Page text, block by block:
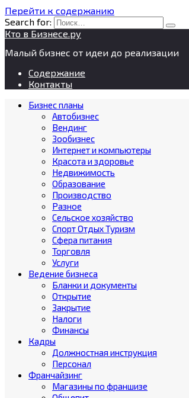
Перейти к содержанию
Search for:
Кто в Бизнесе.ру
Малый бизнес от идеи до реализации
Содержание
Контакты
Бизнес планы
Автобизнес
Вендинг
Зообизнес
Интернет и компьютеры
Красота и здоровье
Недвижимость
Образование
Производство
Разное
Сельское хозяйство
Спорт Отдых Туризм
Сфера питания
Торговля
Услуги
Ведение бизнеса
Бланки и документы
Открытие
Закрытие
Налоги
Финансы
Кадры
Должностная инструкция
Персонал
Франчайзинг
Магазины по франшизе